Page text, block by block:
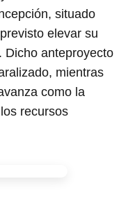
situado
elevar su
Dicho anteproyecto
mientras
como la
recursos